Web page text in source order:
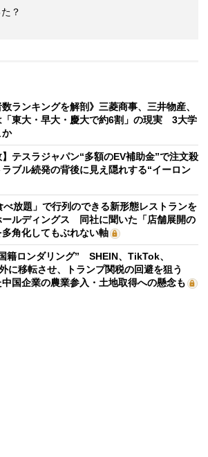
？
数ランキングを解剖》三菱商事、三井物産、
「東大・早大・慶大で約6割」の現実 3大学
か
】テスラジャパン“多額のEV補助金”で注文殺
ブル続発の背後に見え隠れする“イーロン
べ放題」で行列のできる新形態レストランを
ールディングス 同社に聞いた「店舗展開の
角化してもぶれない軸
籍ロンダリング” SHEIN、TikTok、
に移転させ、トランプ関税の回避を狙う
国企業の農業参入・土地取得への懸念も